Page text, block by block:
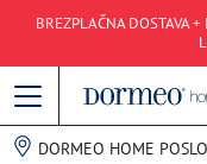
BREZPLAČNA DOSTAVA
DORMEO HOME